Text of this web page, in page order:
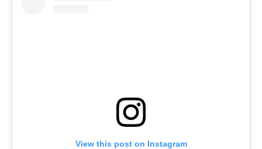
View this post on Instagram